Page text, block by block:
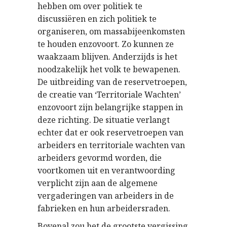
hebben om over politiek te
discussiëren en zich politiek te
organiseren, om massabijeenkomsten
te houden enzovoort. Zo kunnen ze
waakzaam blijven. Anderzijds is het
noodzakelijk het volk te bewapenen.
De uitbreiding van de reservetroepen,
de creatie van ‘Territoriale Wachten’
enzovoort zijn belangrijke stappen in
deze richting. De situatie verlangt
echter dat er ook reservetroepen van
arbeiders en territoriale wachten van
arbeiders gevormd worden, die
voortkomen uit en verantwoording
verplicht zijn aan de algemene
vergaderingen van arbeiders in de
fabrieken en hun arbeidersraden.